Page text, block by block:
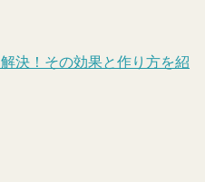
決！その効果と作り方を紹